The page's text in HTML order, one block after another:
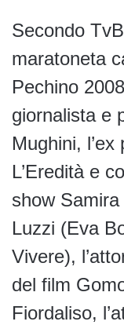
Secondo
maratoneta
Pechino
giornalista e
Mughini,
L’Eredità e
show Samira
Luzzi (Eva
Vivere),
del film
Fiordaliso,